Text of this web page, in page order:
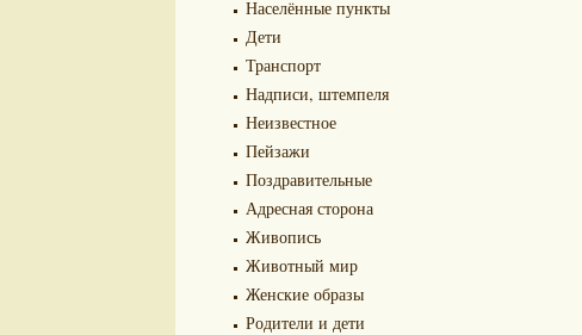
Населённые пункты
Дети
Транспорт
Надписи, штемпеля
Неизвестное
Пейзажи
Поздравительные
Адресная сторона
Живопись
Животный мир
Женские образы
Родители и дети